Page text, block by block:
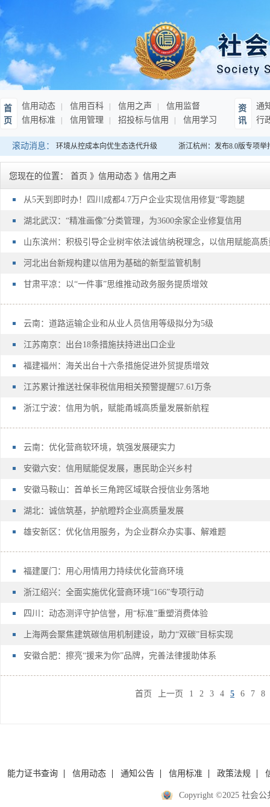
首
页
信用动态 信用百科 信用之声
信用监督
信用标准
信用管理 招投标与信用 信用学习
资
讯
通
行
滚动消息：
持续推动营商环境从控成本向优生态迭代升级 浙江杭州：发布8.0版专项举
您现在的位置： 首页 》 信用动态 》 信用之声
从5天到即时办！四川成都4.7万户企业实现信用修复“零跑腿
湖北武汉：“精准画像”分类管理，为3600余家企业修复信用
山东滨州：积极引导企业树牢依法诚信纳税理念，以信用赋能高
河北出台新规构建以信用为基础的新型监管机制
甘肃平凉：以“一件事”思维推动政务服务提质增效
云南：道路运输企业和从业人员信用等级拟分为5级
江苏南京：出台18条措施扶持进出口企业
福建福州：海关出台十六条措施促进外贸提质增效
江苏累计推送社保非税信用相关预警提醒57.61万条
浙江宁波：信用为帆，赋能甬城高质量发展新航程
云南：优化营商软环境，筑强发展硬实力
安徽六安：信用赋能促发展，惠民助企兴乡村
安徽马鞍山：首单长三角跨区域联合授信业务落地
湖北：诚信筑基，护航瞪羚企业高质量发展
雄安新区：优化信用服务，为企业群众办实事、解难题
福建厦门：用心用情用力持续优化营商环境
浙江绍兴：全面实施优化营商环境“166”专项行动
四川：动态测评守护信誉，用“标准”重塑消费体验
上海两会聚焦建筑碳信用机制建设，助力“双碳”目标实现
安徽合肥：擦亮“援来为你”品牌，完善法律援助体系
首页 上一页 1 2 3 4 5 6 7 8
能力证书查询 信用动态 通知公告 信用标准 政策法规
Copyright ©2025 社会